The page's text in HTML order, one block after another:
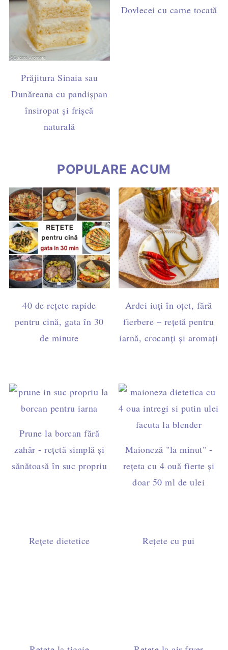
Prăjitura Sinaia sau
Dunăreana cu pandișpan
însiropat și frișcă
naturală
Dovlecei cu carne tocată
POPULARE ACUM
40 de rețete rapide
pentru cină, gata în 30
de minute
Ardei iuți în oțet, fără
fierbere – rețetă pentru
iarnă, crocanți și aromați
Prune la borcan fără
zahăr - rețetă simplă și
sănătoasă în suc propriu
Maioneză "la minut" -
rețeta cu 4 ouă fierte și
doar 50 ml de ulei
Rețete dietetice Rețete cu pui